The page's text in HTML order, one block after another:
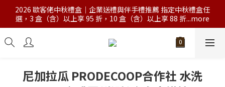
2026 歐客佬中秋禮盒｜企業送禮與伴手禮推薦 指定中秋禮盒任
選，3 盒（含）以上享 95 折，10 盒（含）以上享 88 折...more
尼加拉瓜 PRODECOOP合作社 水洗